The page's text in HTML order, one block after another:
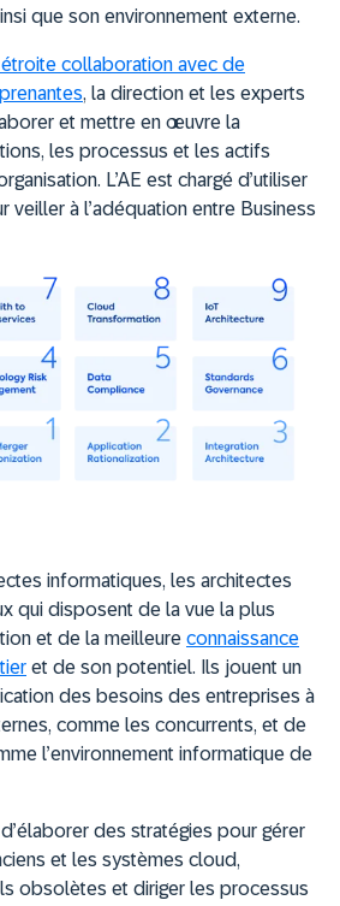
que son environnement externe.
étroite collaboration avec de
, la direction et les experts
et mettre en œuvre la
les processus et les actifs
L’AE est chargé d’utiliser
veiller à l’adéquation entre Business
informatiques, les architectes
qui disposent de la vue la plus
et de la meilleure connaissance
et de son potentiel. Ils jouent un
des besoins des entreprises à
comme les concurrents, et de
l’environnement informatique de
des stratégies pour gérer
et les systèmes cloud,
obsolètes et diriger les processus